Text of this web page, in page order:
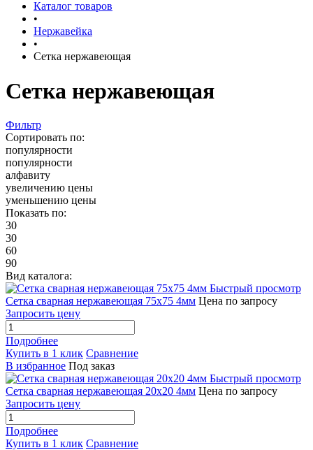
Каталог товаров
•
Нержавейка
•
Сетка нержавеющая
Сетка нержавеющая
Фильтр
Сортировать по:
популярности
популярности
алфавиту
увеличению цены
уменьшению цены
Показать по:
30
30
60
90
Вид каталога:
Быстрый просмотр
Сетка сварная нержавеющая 75х75 4мм Цена по запросу
Запросить цену
Подробнее
Купить в 1 клик Сравнение
В избранное Под заказ
Быстрый просмотр
Сетка сварная нержавеющая 20х20 4мм Цена по запросу
Запросить цену
Подробнее
Купить в 1 клик Сравнение